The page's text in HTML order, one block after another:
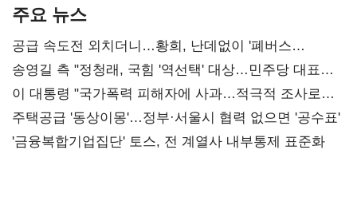
주요 뉴스
공급 속도전 외치더니…황희, 난데없이 '폐버스
리모델링' 제안
송영길 측 "정청래, 국힘 '역선택' 대상…민주당 대표로
총선 지휘 못해"
이 대통령 "국가폭력 피해자에 사과…적극적 조사로
진실 밝혀야"
주택공급 '동상이몽'…정부·서울시 협력 없으면 '공수표'
'금융복합기업집단' 토스, 전 계열사 내부통제 표준화